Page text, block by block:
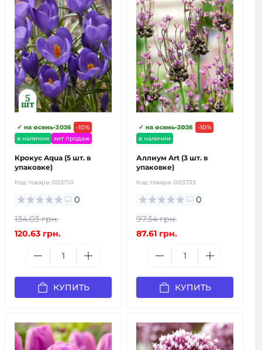
-10%
в наличии
✓ на осень-2026
хит продаж
Крокус Aqua (5 шт. в
упаковке)
Код товара: 003710
0
134.03 грн.
120.63 грн.
КУПИТЬ
-10%
в наличии
✓ на осень-2026
Аллиум Art (3 шт. в
упаковке)
Код товара: 003733
0
97.34 грн.
87.61 грн.
КУПИТЬ